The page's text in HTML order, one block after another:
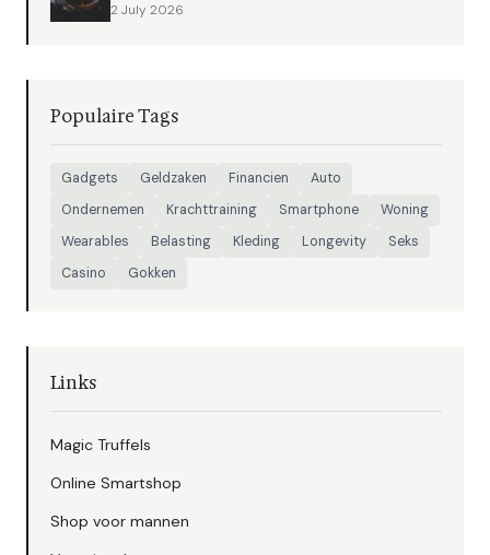
2 July 2026
Populaire Tags
Gadgets Geldzaken Financien
Auto
Ondernemen
Krachttraining Smartphone
Woning
Wearables
Belasting Kleding Longevity
Seks
Casino
Gokken
Links
Magic Truffels
Online Smartshop
Shop voor mannen